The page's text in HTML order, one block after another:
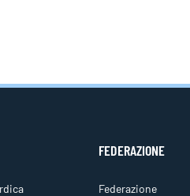
FEDERAZIONE
Federazione